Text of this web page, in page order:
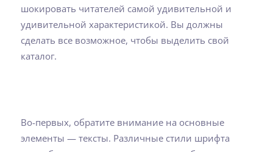
шокировать читателей самой удивительной и
удивительной характеристикой. Вы должны
сделать все возможное, чтобы выделить свой
каталог.
Во-первых, обратите внимание на основные
элементы — тексты. Различные стили шрифта